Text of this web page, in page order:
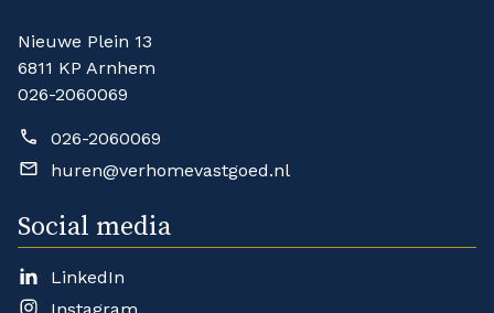
Nieuwe Plein 13
6811 KP Arnhem
026-2060069
026-2060069
huren@verhomevastgoed.nl
Social media
LinkedIn